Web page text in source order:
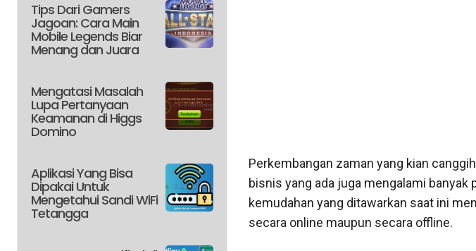
Tips Dari Gamers
Jagoan: Cara Main
Mobile Legends Biar
Menang dan Juara
Mengatasi Masalah
Lupa Pertanyaan
Keamanan di Higgs
Domino
Aplikasi Yang Bisa
Dipakai Untuk
Mengetahui Sandi WiFi
Tetangga
Perkembangan zaman yang kian
bisnis yang ada juga mengalami banyak
kemudahan yang ditawarkan saat ini
secara online maupun secara offline.